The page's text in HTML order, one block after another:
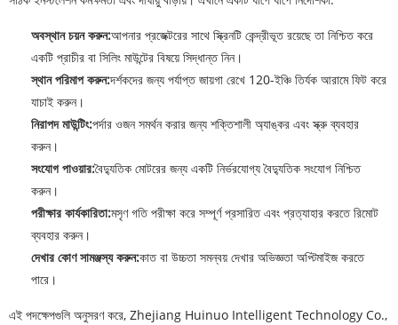
অবস্থান চয়ন করুন:আপনার প্রজেক্টরের সাথে স্ক্রিনটি কেন্দ্রীভূত রয়েছে তা নিশ্চিত করে
একটি প্রাচীর বা সিলিং মাউন্টের বিষয়ে সিদ্ধান্ত নিন।
স্থান পরিমাপ করুন:দর্শকদের জন্য পর্যাপ্ত জায়গা রেখে 120-ইঞ্চি তির্যক আরামে ফিট করে
যাচাই করুন।
নিরাপদ মাউন্টিং:পর্দার ওজন সমর্থন করার জন্য শক্তিশালী অ্যাঙ্কর এবং স্ক্রু ব্যবহার
করুন।
সংযোগ পাওয়ার:বৈদ্যুতিক মোটরের জন্য একটি নির্ভরযোগ্য বৈদ্যুতিক সংযোগ নিশ্চিত
করুন।
পরীক্ষার কার্যকারিতা:মসৃণ গতি পরীক্ষা করে সম্পূর্ণ প্রসারিত এবং প্রত্যাহার করতে রিমোট
ব্যবহার করুন।
দেখার কোণ সামঞ্জস্য করুন:কাত বা উচ্চতা সমন্বয় দেখার অভিজ্ঞতা অপ্টিমাইজ করতে
পারে।
এই পদক্ষেপগুলি অনুসরণ করে, Zhejiang Huinuo Intelligent Technology Co.,